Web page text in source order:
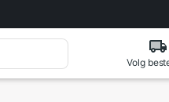
Volg